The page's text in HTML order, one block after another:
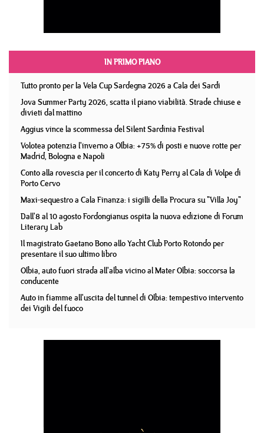
IN PRIMO PIANO
Tutto pronto per la Vela Cup Sardegna 2026 a Cala dei Sardi
Jova Summer Party 2026, scatta il piano viabilità. Strade chiuse e
divieti dal mattino
Aggius vince la scommessa del Silent Sardinia Festival
Volotea potenzia l'inverno a Olbia: +75% di posti e nuove rotte per
Madrid, Bologna e Napoli
Conto alla rovescia per il concerto di Katy Perry al Cala di Volpe di
Porto Cervo
Maxi-sequestro a Cala Finanza: i sigilli della Procura su "Villa Joy"
Dall'8 al 10 agosto Fordongianus ospita la nuova edizione di Forum
Literary Lab
Il magistrato Gaetano Bono allo Yacht Club Porto Rotondo per
presentare il suo ultimo libro
Olbia, auto fuori strada all'alba vicino al Mater Olbia: soccorsa la
conducente
Auto in fiamme all'uscita del tunnel di Olbia: tempestivo intervento
dei Vigili del fuoco